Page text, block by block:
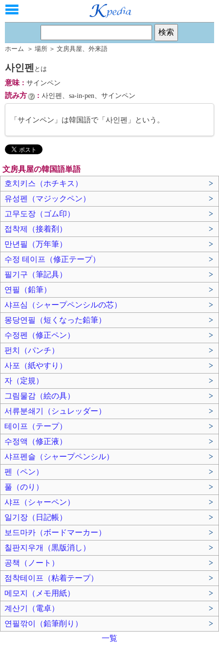
ホーム ＞ 場所 ＞ 文房具屋、 外来語
사인펜 とは
意味： サインペン
読み方 ： 사인펜、sa-in-pen、サインペン
「サインペン」は韓国語で「사인펜」という。
文房具屋の韓国語単語
호치키스（ホチキス）
>
유성펜（マジックペン）
>
고무도장（ゴム印）
>
접착제（接着剤）
>
만년필（万年筆）
>
수정 테이프（修正テープ）
>
필기구（筆記具）
>
연필（鉛筆）
>
샤프심（シャープペンシルの芯）
>
몽당연필（短くなった鉛筆）
>
수정펜（修正ペン）
>
펀치（パンチ）
>
사포（紙やすり）
>
자（定規）
>
그림물감（絵の具）
>
서류분쇄기（シュレッダー）
>
테이프（テープ）
>
수정액（修正液）
>
샤프펜슬（シャープペンシル）
>
펜（ペン）
>
풀（のり）
>
샤프（シャーペン）
>
일기장（日記帳）
>
보드마카（ボードマーカー）
>
칠판지우개（黒版消し）
>
공책（ノート）
>
점착테이프（粘着テープ）
>
메모지（メモ用紙）
>
계산기（電卓）
>
연필깎이（鉛筆削り）
>
一覧